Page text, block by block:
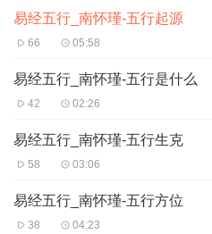
易经五行_南怀瑾-五行起源
66 05:58
易经五行_南怀瑾-五行是什么
42 02:26
易经五行_南怀瑾-五行生克
58 03:06
易经五行_南怀瑾-五行方位
38 04:23